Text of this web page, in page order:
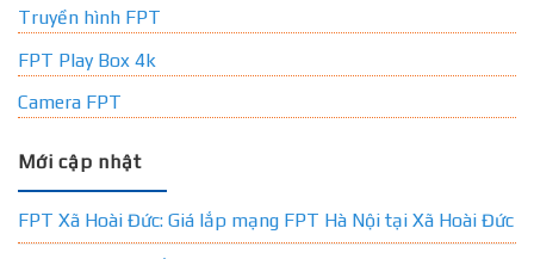
Truyền hình FPT
FPT Play Box 4k
Camera FPT
Mới cập nhật
FPT Xã Hoài Đức: Giá lắp mạng FPT Hà Nội tại Xã Hoài Đức